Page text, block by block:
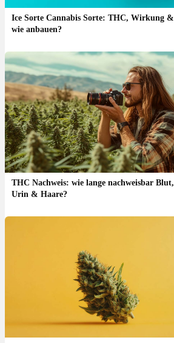
Ice Sorte Cannabis Sorte: THC, Wirkung &
wie anbauen?
THC Nachweis: wie lange nachweisbar Blut,
Urin & Haare?